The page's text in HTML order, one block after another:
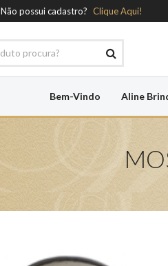
Não possui cadastro? Clique Aqui!
Bem-Vindo Aline